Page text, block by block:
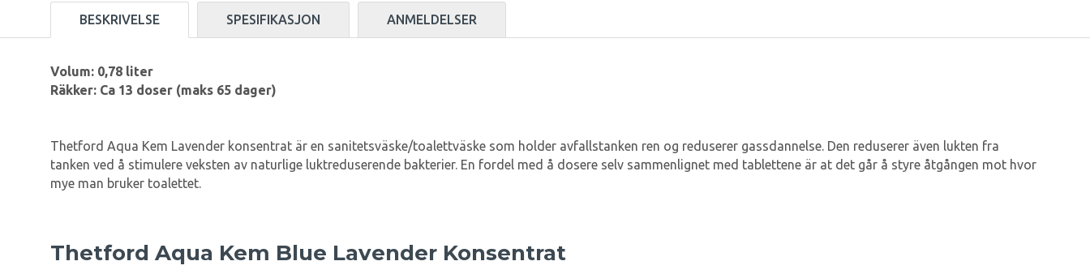
BESKRIVELSE SPESIFIKASJON ANMELDELSER
Volum: 0,78 liter
Räkker: Ca 13 doser (maks 65 dager)
Thetford Aqua Kem Lavender konsentrat är en sanitetsväske/toalettväske som holder avfallstanken ren og reduserer gassdannelse. Den reduserer även lukten fra
tanken ved å stimulere veksten av naturlige luktreduserende bakterier. En fordel med å dosere selv sammenlignet med tablettene är at det går å styre åtgången mot hvor
mye man bruker toalettet.
Thetford Aqua Kem Blue Lavender Konsentrat